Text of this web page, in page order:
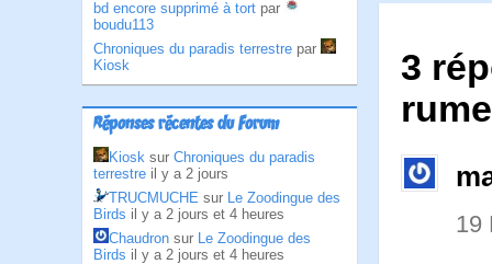
bd encore supprimé à tort par
boudu113
Chroniques du paradis terrestre par
Kiosk
Réponses récentes du Forum
Kiosk sur Chroniques du paradis
terrestre il y a 2 jours
TRUCMUCHE sur Le Zoodingue des
Birds il y a 2 jours et 4 heures
Chaudron sur Le Zoodingue des
Birds il y a 2 jours et 4 heures
3
19